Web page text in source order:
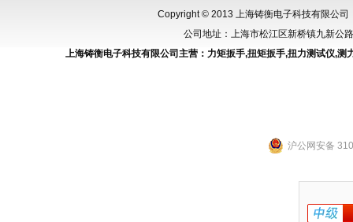
Copyright © 2013 上海铸衡电子科技有限公
公司地址：上海市松江区新桥镇九新
上海铸衡电子科技有限公司主营： 力矩扳手,扭矩扳手,扭力测试仪,测
沪公网安备